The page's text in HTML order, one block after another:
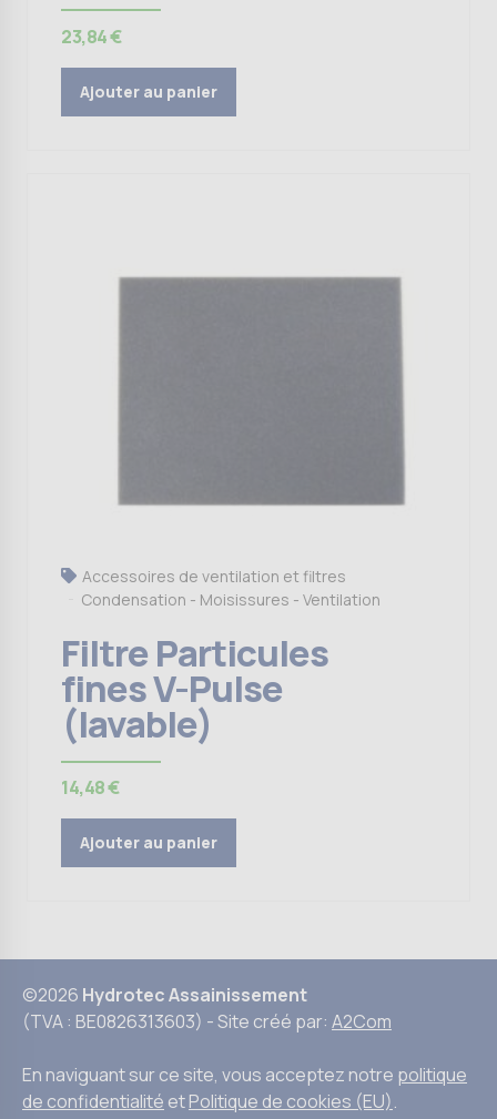
23,84€
Ajouter au panier
Accessoires de ventilation et filtres
Condensation - Moisissures - Ventilation
Filtre Particules
fines V-Pulse
(lavable)
14,48€
Ajouter au panier
©2026 Hydrotec Assainissement
(TVA : BE0826313603) - Site créé par: A2Com
En naviguant sur ce site, vous acceptez notre politique
de confidentialité etPolitique de cookies (EU).